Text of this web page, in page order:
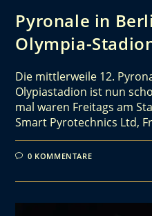
Pyronale in
Olympia-
Die mittlerweile 12.
Olypiastadion ist nun
mal waren Freitags am
Smart Pyrotechnics Ltd,
0 KOMMENTARE